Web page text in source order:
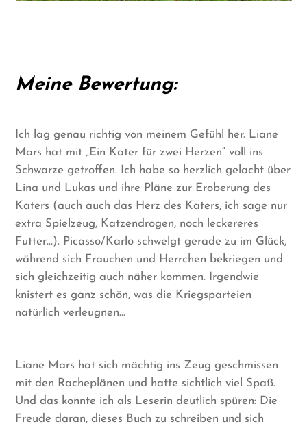
Meine Bewertung:
Ich lag genau richtig von meinem Gefühl her. Liane
Mars hat mit „Ein Kater für zwei Herzen“ voll ins
Schwarze getroffen. Ich habe so herzlich gelacht über
Lina und Lukas und ihre Pläne zur Eroberung des
Katers (auch auch das Herz des Katers, ich sage nur
extra Spielzeug, Katzendrogen, noch leckereres
Futter…). Picasso/Karlo schwelgt gerade zu im Glück,
während sich Frauchen und Herrchen bekriegen und
sich gleichzeitig auch näher kommen. Irgendwie
knistert es ganz schön, was die Kriegsparteien
natürlich verleugnen…
Liane Mars hat sich mächtig ins Zeug geschmissen
mit den Racheplänen und hatte sichtlich viel Spaß.
Und das konnte ich als Leserin deutlich spüren: Die
Freude daran, dieses Buch zu schreiben und sich